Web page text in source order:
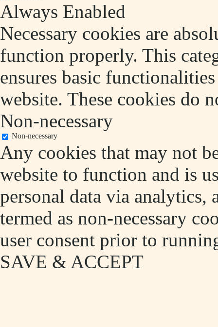
Always Enabled
Necessary cookies are
function properly. This
ensures basic
website. These cookies do
Non-necessary
Non-necessary
Any cookies that may not
website to function and is
personal data via analytics,
termed as non-necessary
user consent prior to
SAVE & ACCEPT